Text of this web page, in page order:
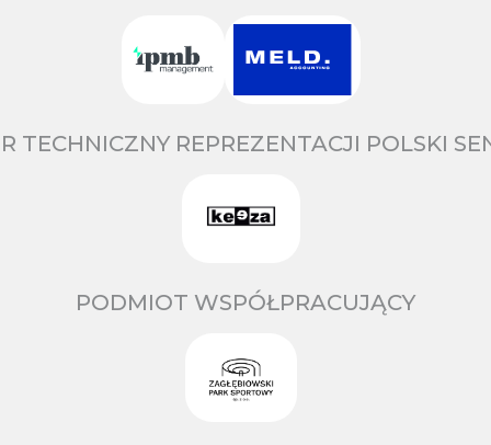
TECHNICZNY REPREZENTACJI POLSKI
PODMIOT WSPÓŁPRACUJĄCY